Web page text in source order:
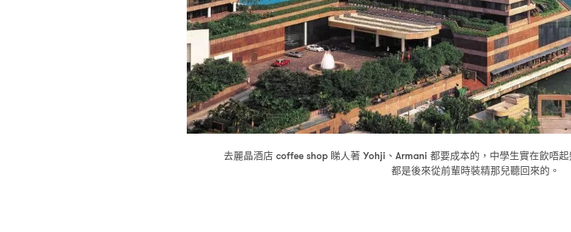
去麗晶酒店 coffee shop 睇人著 Yohji 、 Armani 都要成本的 ， 中學生實在飲唔
都是後來從前輩時裝精那兒聽回來的。